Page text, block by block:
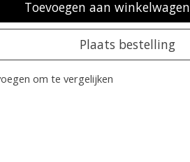
Toevoegen aan winkelwagen
Plaats bestelling
om te vergelijken